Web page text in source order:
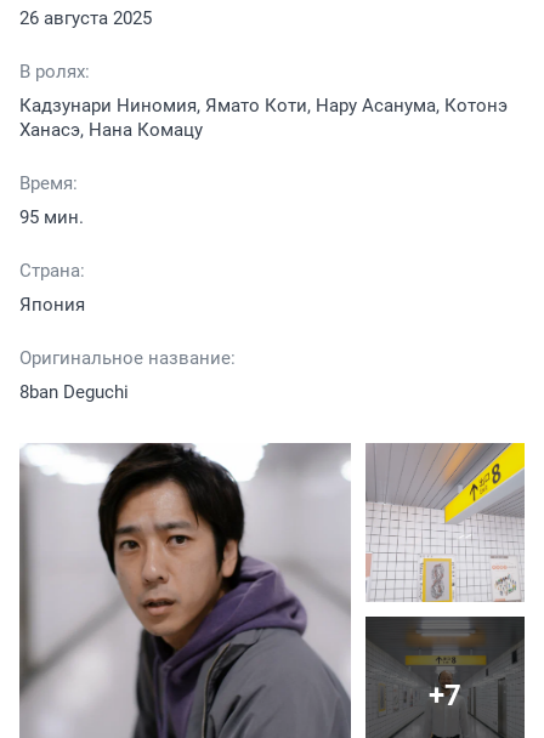
26 августа 2025
В ролях:
Кадзунари Ниномия, Ямато Коти, Нару Асанума, Котонэ
Ханасэ, Нана Комацу
Время:
95 мин.
Страна:
Япония
Оригинальное название:
8ban Deguchi
+7